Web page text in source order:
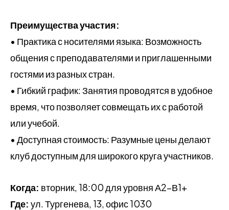
Преимущества участия:
• Практика с носителями языка: Возможность
общения с преподавателями и приглашенными
гостями из разных стран.
• Гибкий график: Занятия проводятся в удобное
время, что позволяет совмещать их с работой
или учебой.
• Доступная стоимость: Разумные цены делают
клуб доступным для широкого круга участников.
Когда: вторник, 18:00 для уровня А2-В1+
Где: ул. Тургенева, 13, офис 1030